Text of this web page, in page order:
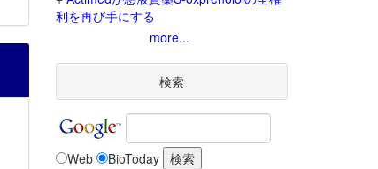
利を再び手にする
more...
検索
Web BioToday